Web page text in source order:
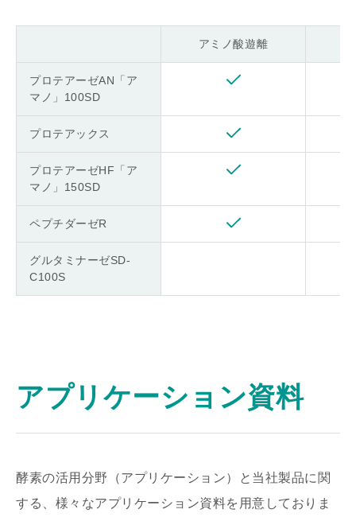
アミノ酸遊離
プロテアーゼAN「ア
マノ」100SD
プロテアックス
プロテアーゼHF「ア
マノ」150SD
ペプチダーゼR
グルタミナーゼSD-
C100S
アプリケーション資料
酵素の活用分野（アプリケーション）と当社製品に関
する、様々なアプリケーション資料を用意しておりま